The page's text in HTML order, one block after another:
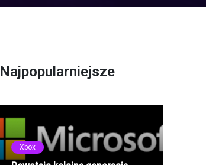
Najpopularniejsze
Xbox